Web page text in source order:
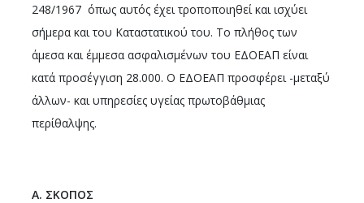
248/1967 όπως αυτός έχει τροποποιηθεί και ισχύει
σήμερα και του Καταστατικού του. Το πλήθος των
άμεσα και έμμεσα ασφαλισμένων του ΕΔΟΕΑΠ είναι
κατά προσέγγιση 28.000. Ο ΕΔΟΕΑΠ προσφέρει -μεταξύ
άλλων- και υπηρεσίες υγείας πρωτοβάθμιας
περίθαλψης.
Α. ΣΚΟΠΟΣ